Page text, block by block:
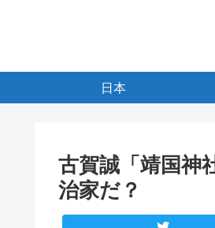
日本
古賀誠「靖国
治家だ？